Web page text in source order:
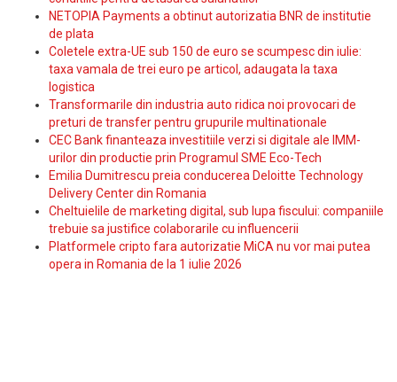
NETOPIA Payments a obtinut autorizatia BNR de institutie
de plata
Coletele extra-UE sub 150 de euro se scumpesc din iulie:
taxa vamala de trei euro pe articol, adaugata la taxa
logistica
Transformarile din industria auto ridica noi provocari de
preturi de transfer pentru grupurile multinationale
CEC Bank finanteaza investitiile verzi si digitale ale IMM-
urilor din productie prin Programul SME Eco-Tech
Emilia Dumitrescu preia conducerea Deloitte Technology
Delivery Center din Romania
Cheltuielile de marketing digital, sub lupa fiscului: companiile
trebuie sa justifice colaborarile cu influencerii
Platformele cripto fara autorizatie MiCA nu vor mai putea
opera in Romania de la 1 iulie 2026